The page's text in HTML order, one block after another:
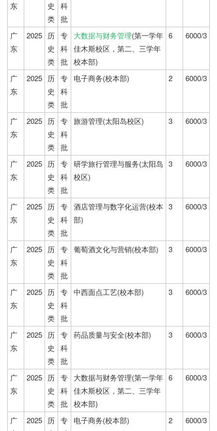
东
史
类
科
批
广
东
2025 历
史
类
专
科
批
大数据与财务管理(第一学年
佳木斯校区，第二、三学年
校本部)
6 6000/3
广
东
2025 历
史
类
专
科
批
电子商务(校本部) 2 6000/3
广
东
2025 历
史
类
专
科
批
旅游管理(太阳岛校区) 3 6000/3
广
东
2025 历
史
类
专
科
批
研学旅行管理与服务(太阳岛
校区)
3 6000/3
广
东
2025 历
史
类
专
科
批
酒店管理与数字化运营(校本
部)
3 6000/3
广
东
2025 历
史
类
专
科
批
葡萄酒文化与营销(校本部) 3 6000/3
广
东
2025 历
史
类
专
科
批
中西面点工艺(校本部) 3 6000/3
广
东
2025 历
史
类
专
科
批
药品质量与安全(校本部) 3 6000/3
广
东
2025 历
史
类
专
科
批
大数据与财务管理(第一学年
佳木斯校区，第二、三学年
校本部)
6 6000/3
广
2025 历 专
电子商务(校本部) 2 6000/3